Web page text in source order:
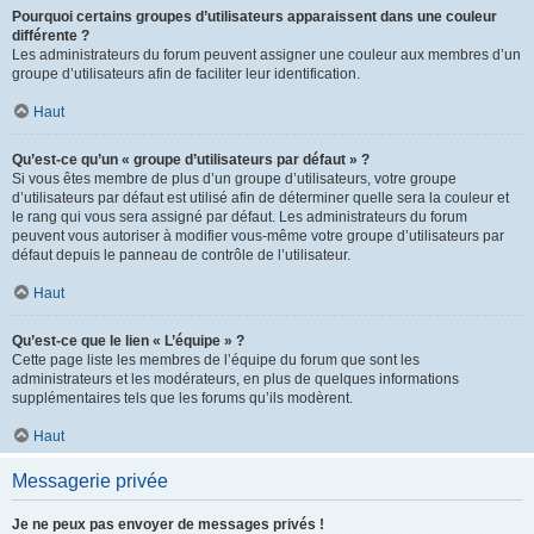
Pourquoi certains groupes d’utilisateurs apparaissent dans une couleur
différente ?
Les administrateurs du forum peuvent assigner une couleur aux membres d’un
groupe d’utilisateurs afin de faciliter leur identification.
Haut
Qu’est-ce qu’un « groupe d’utilisateurs par défaut » ?
Si vous êtes membre de plus d’un groupe d’utilisateurs, votre groupe
d’utilisateurs par défaut est utilisé afin de déterminer quelle sera la couleur et
le rang qui vous sera assigné par défaut. Les administrateurs du forum
peuvent vous autoriser à modifier vous-même votre groupe d’utilisateurs par
défaut depuis le panneau de contrôle de l’utilisateur.
Haut
Qu’est-ce que le lien « L’équipe » ?
Cette page liste les membres de l’équipe du forum que sont les
administrateurs et les modérateurs, en plus de quelques informations
supplémentaires tels que les forums qu’ils modèrent.
Haut
Messagerie privée
Je ne peux pas envoyer de messages privés !